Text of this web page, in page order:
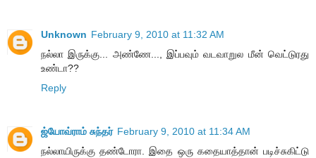
Unknown February 9, 2010 at 11:32 AM
நல்லா இருக்கு... அண்ணே..., இப்பவும் வடவாறுல மீன் வெட்டுரது
உண்டா??
Reply
ஜ்யோவ்ராம் சுந்தர் February 9, 2010 at 11:34 AM
நல்லாயிருக்கு தண்டோரா. இதை ஒரு கதையாத்தான் படிச்சுகிட்டு